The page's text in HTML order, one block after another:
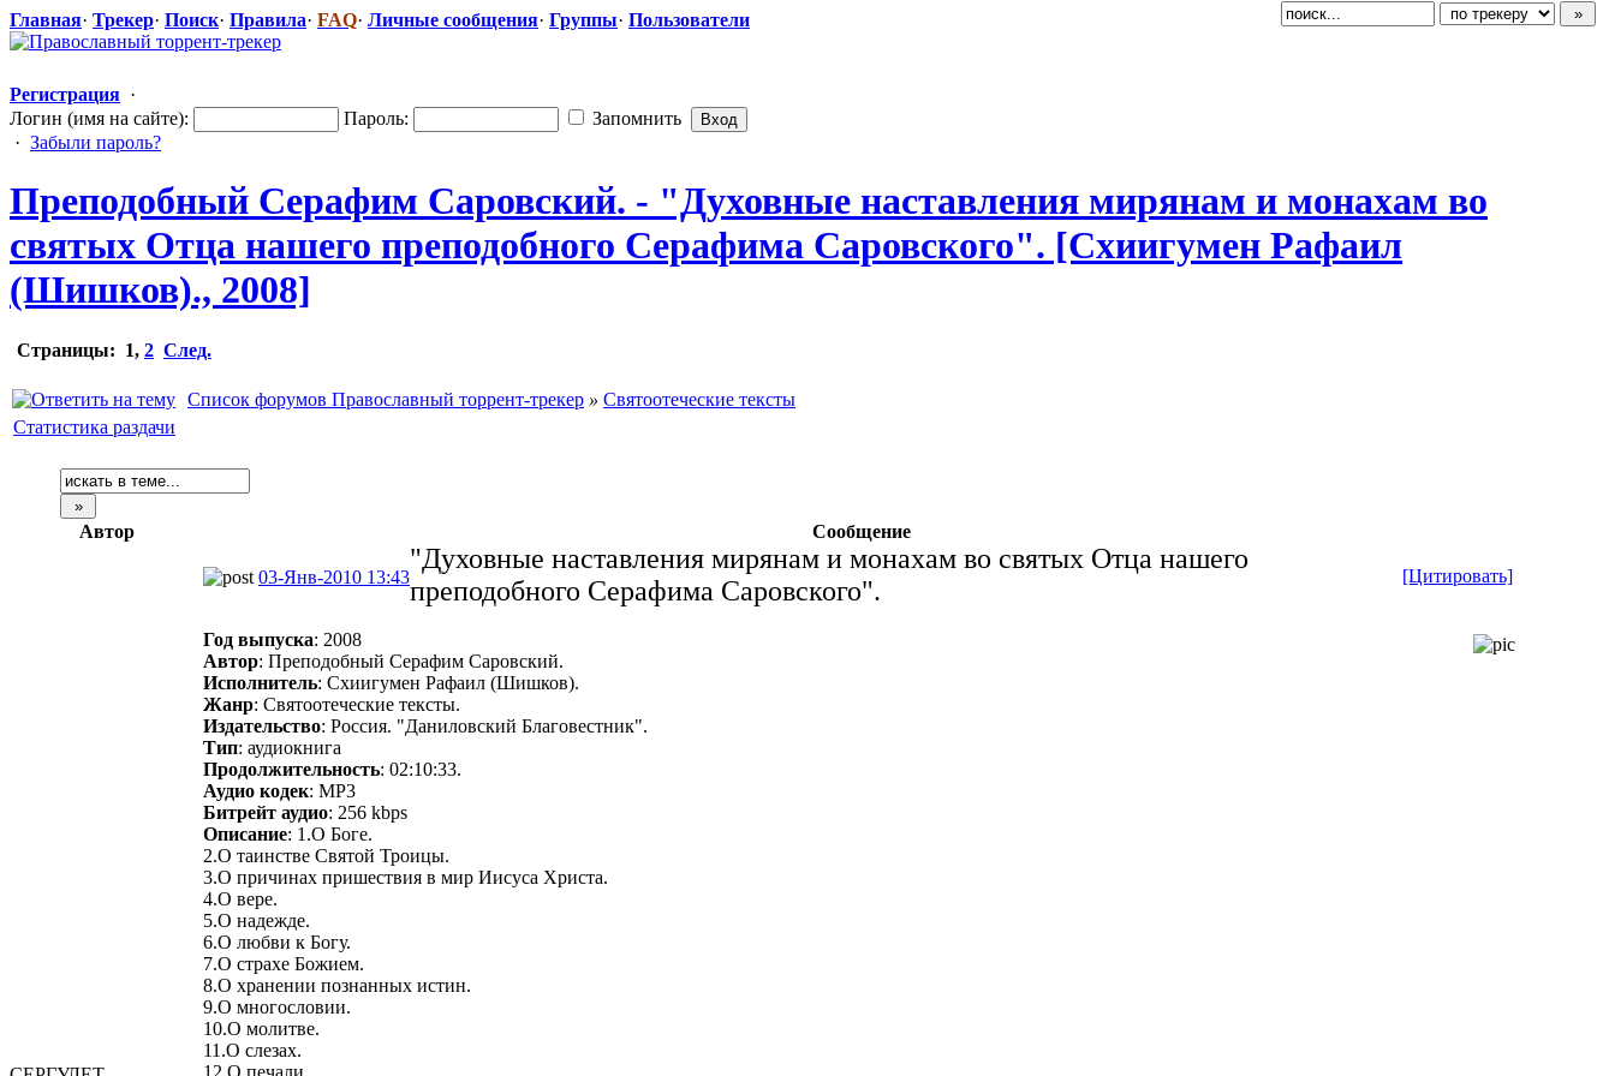
Главная· Трекер· Поиск· Правила· FAQ· Личные сообщения· Группы· Пользователи
Регистрация ·
Логин (имя на сайте):
Пароль:
Запомнить
· Забыли пароль?
Преподобный Серафим Саровский. - "Духовны​е наставления мирянам и монахам во
святых Отца нашего преподобного ​ Серафима Саровского". [Схиигумен Рафаил
(Шишков)., 2008]
Страницы: 1, 2 След.
Список форумов Православный торрент-трекер » Святоотеческие тексты
Статистика раздачи
Автор Сообщение
03-Янв-2010 13:43 [Цитировать]
"Духовные наставления мирянам и монахам во святых Отца нашего
преподобного Серафима Саровского".
Год выпуска: 2008
Автор: Преподобный Серафим Саровский.
Исполнитель: Схиигумен Рафаил (Шишков).
Жанр: Святоотеческие тексты.
Издательство: Россия. "Даниловский Благовестник".
Тип: аудиокнига
Продолжительность: 02:10:33.
Аудио кодек: MP3
Битрейт аудио: 256 kbps
Описание: 1.О Боге.
2.О таинстве Святой Троицы.
3.О причинах пришествия в мир Иисуса Христа.
4.О вере.
5.О надежде.
6.О любви к Богу.
7.О страхе Божием.
8.О хранении познанных истин.
9.О многословии.
10.О молитве.
11.О слезах.
12.О печали.